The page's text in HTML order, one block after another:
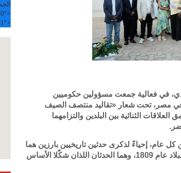
في فعالية جمعت مسؤولين حكوميين
في مصر، تحت شعار «تقاليد منتصف الصيف
الثنائية بين البلدين والتزامهما
عام، إحياءً لذكرى حدثين تاريخيين بارزين هما
انتخاب الملك غوستاف فاسا عام 1523 واعتماد دستور البلاد عام 1809، وهما الحدثان اللذان شكّلا الأساس
+
+